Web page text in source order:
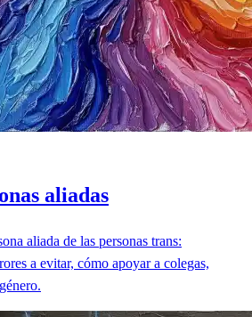
aliadas
aliada de las personas trans:
a evitar, cómo apoyar a colegas,